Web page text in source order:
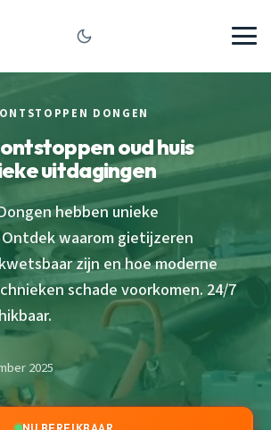
DONGEN
oud huis
uitdagingen
hebben unieke
waarom gietijzeren
zijn en hoe moderne
schade voorkomen. 24/7
2025